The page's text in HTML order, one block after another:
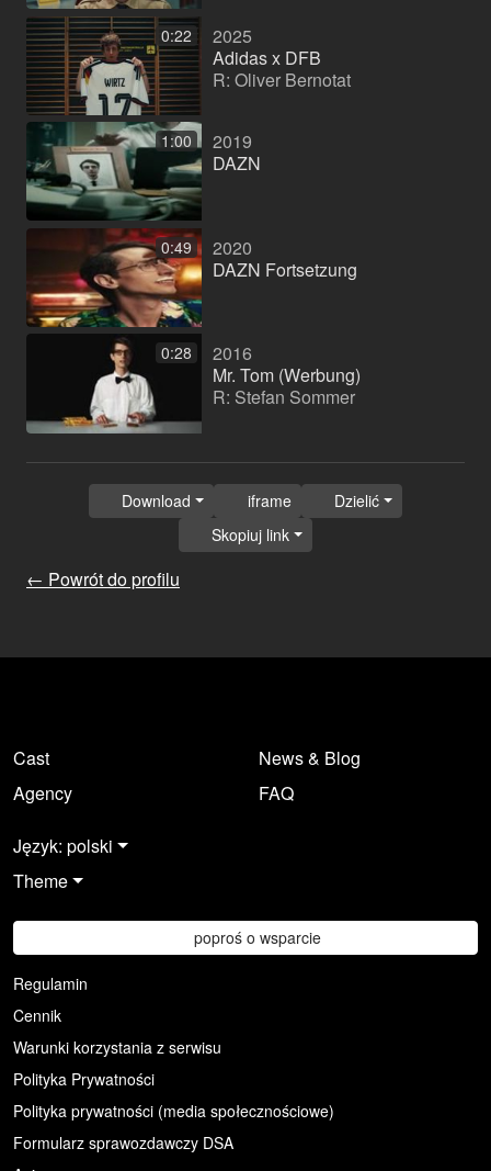
0:22
2025
Adidas x DFB
R: Oliver Bernotat
1:00
2019
DAZN
0:49
2020
DAZN Fortsetzung
0:28
2016
Mr. Tom (Werbung)
R: Stefan Sommer
← Powrót do profilu
Download iframe
Dzielić
Skopiuj link
Cast
Agency
News & Blog
FAQ
Język: polski
Theme
poproś o wsparcie
Regulamin
Cennik
Warunki korzystania z serwisu
Polityka Prywatności
Polityka prywatności (media społecznościowe)
Formularz sprawozdawczy DSA